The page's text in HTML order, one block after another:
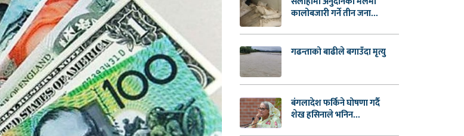
कालोबजारी गर्ने तीन जना...
गढन्ताको बाढीले बगाउँदा मृत्यु
बंगलादेश फर्किने घोषणा गर्दै
शेख हसिनाले भनिन...